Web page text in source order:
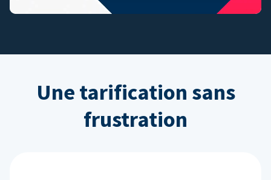
Une tarification sans
frustration